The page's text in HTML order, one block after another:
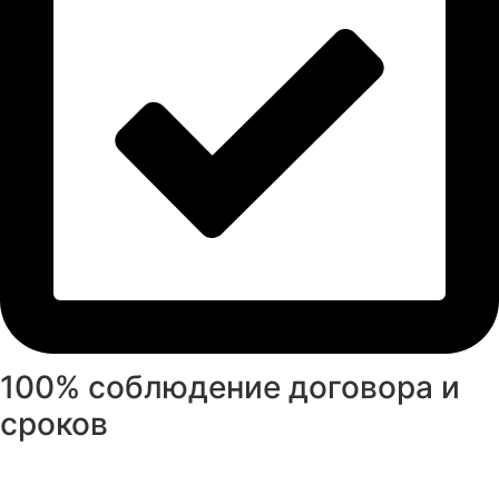
100% соблюдение договора и
сроков